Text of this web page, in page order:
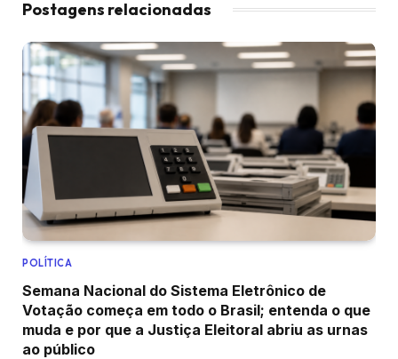
Postagens relacionadas
POLÍTICA
Semana Nacional do Sistema Eletrônico de
Votação começa em todo o Brasil; entenda o que
muda e por que a Justiça Eleitoral abriu as urnas
ao público